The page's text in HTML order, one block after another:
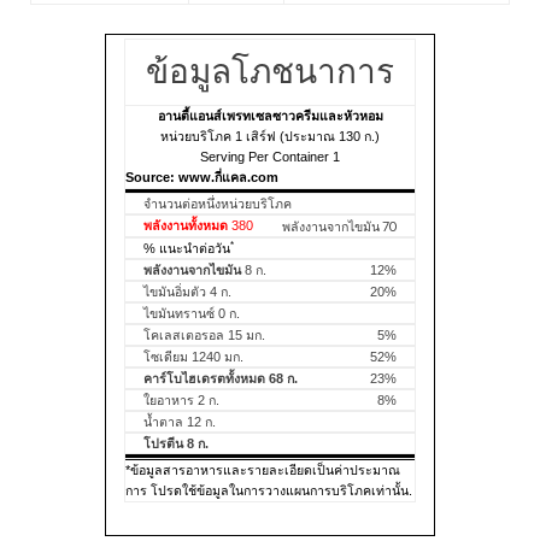
ข้อมูลโภชนาการ
อานตี้แอนส์เพรทเซลซาวครีมและหัวหอม
หน่วยบริโภค 1 เสิร์ฟ (ประมาณ 130 ก.)
Serving Per Container 1
Source: www.กี่แคล.com
จำนวนต่อหนึ่งหน่วยบริโภค
พลังงานทั้งหมด 380 พลังงานจากไขมัน 70
% แนะนำต่อวัน*
พลังงานจากไขมัน8 ก.
12%
ไขมันอิ่มตัว 4 ก.
20%
ไขมันทรานซ์ 0 ก.
โคเลสเตอรอล 15 มก.
5%
โซเดียม 1240 มก.
52%
คาร์โบไฮเดรตทั้งหมด 68 ก.
23%
ใยอาหาร 2 ก.
8%
น้ำตาล 12 ก.
โปรตีน 8 ก.
*ข้อมูลสารอาหารและรายละเอียดเป็นค่าประมาณ
การ โปรดใช้ข้อมูลในการวางแผนการบริโภคเท่านั้น.